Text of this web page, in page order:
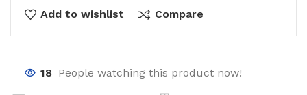
Add to wishlist Compare
18 People watching this product now!